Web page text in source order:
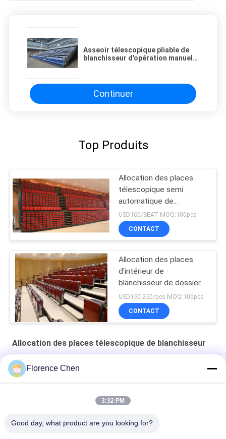
Asseoir télescopique pliable de
blanchisseur d'opération manuelle
Continuer
Top Produits
Allocation des places
télescopique semi
automatique de
blanchisseur
USD160/SEAT MOQ:100pcs
CONTACT
Allocation des places
d'intérieur de
blanchisseur de dossier
de contreplaqué
USD150-250/pcs MOQ:100pcs
CONTACT
Allocation des places télescopique de blanchisseur
Assises téléphoniques pliables avec matériel de siège pliable
Téléscopie à niveaux de blanchisserie avec couloir et manège
Florence Chen
3:32 PM
Good day, what product are you looking for?